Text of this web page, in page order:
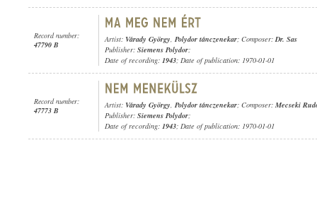
Record number:
47790 B
Artist: Várady György, Polydor tánczenekar; Composer:Dr. Sas
Publisher: Siemens Polydor;
Date of recording: 1943; Date of publication: 1970-01-01
Record number:
47773 B
Artist: Várady György, Polydor tánczenekar; Composer: Mecseki
Publisher: Siemens Polydor;
Date of recording: 1943; Date of publication: 1970-01-01